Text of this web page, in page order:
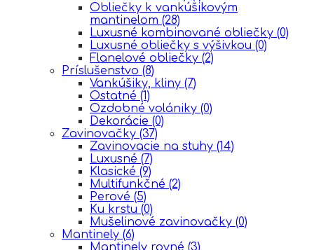
Obliečky k vankúšikovým
mantinelom (28)
Luxusné kombinované obliečky (0)
Luxusné obliečky s výšivkou (0)
Flanelové obliečky (2)
Príslušenstvo (8)
Vankúšiky, kliny (7)
Ostatné (1)
Ozdobné volániky (0)
Dekorácie (0)
Zavinovačky (37)
Zavinovacie na stuhy (14)
Luxusné (7)
Klasické (9)
Multifunkčné (2)
Perové (5)
Ku krstu (0)
Mušelinové zavinovačky (0)
Mantinely (6)
Mantinely rovné (3)